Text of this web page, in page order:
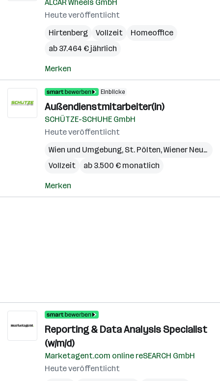
ALCAR Wheels GmbH
Heute veröffentlicht
Hirtenberg
Vollzeit
Homeoffice
ab 37.464 € jährlich
Merken
Einblicke
Außendienstmitarbeiter(in)
SCHÜTZE-SCHUHE GmbH
Heute veröffentlicht
Wien und Umgebung, St. Pölten,Wiener Neustadt
Vollzeit
ab 3.500 € monatlich
Merken
Reporting & Data Analysis Specialist
(w/m/d)
Marketagent.com online reSEARCH GmbH
Heute veröffentlicht